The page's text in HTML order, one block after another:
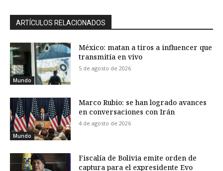
ARTÍCULOS RELACIONADOS
Mundo
México: matan a tiros a influencer que
transmitía en vivo
5 de agosto de 2026
Mundo
Marco Rubio: se han logrado avances
en conversaciones con Irán
4 de agosto de 2026
Fiscalía de Bolivia emite orden de
captura para el expresidente Evo